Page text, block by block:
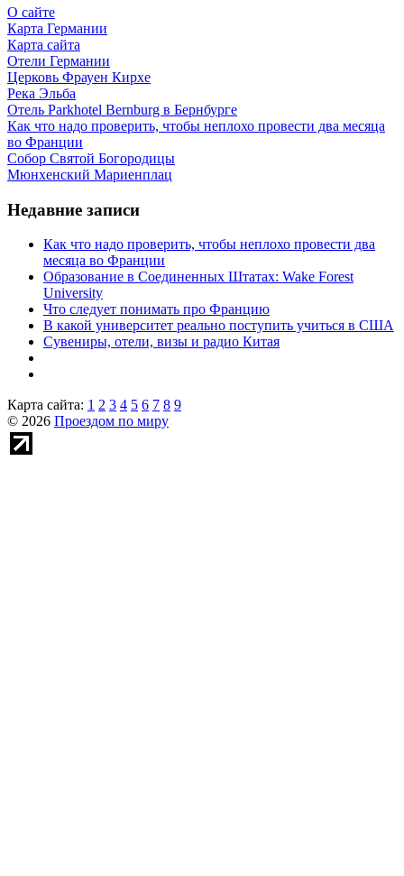
О сайте
Карта Германии
Карта сайта
Отели Германии
Церковь Фрауен Кирхе
Река Эльба
Отель Parkhotel Bernburg в Бернбурге
Как что надо проверить, чтобы неплохо провести два месяца
во Франции
Собор Святой Богородицы
Мюнхенский Мариенплац
Недавние записи
Как что надо проверить, чтобы неплохо провести два
месяца во Франции
Образование в Соединенных Штатах: Wake Forest
University
Что следует понимать про Францию
В какой университет реально поступить учиться в США
Сувениры, отели, визы и радио Китая
Карта сайта: 1 2 3 4 5 6 7 8 9
© 2026 Проездом по миру